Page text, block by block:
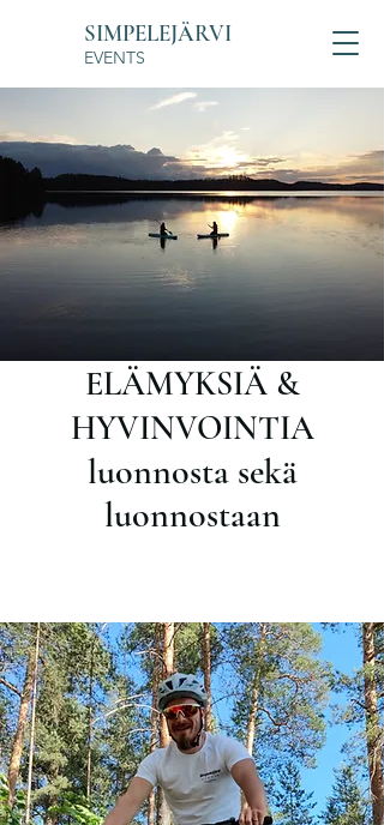
SIMPELEJÄRVI
EVENTS
ELÄMYKSIÄ &
HYVINVOINTIA
luonnosta sekä
luonnostaan